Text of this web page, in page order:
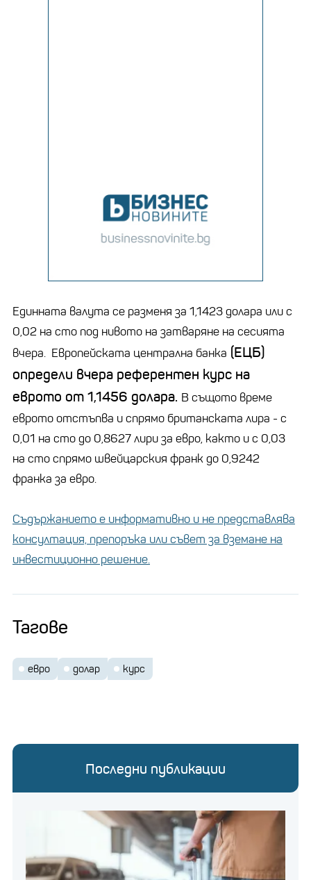
Единната валута се разменя за 1,1423 долара или с
0,02 на сто под нивото на затваряне на сесията
вчера. Европейската централна банка (ЕЦБ)
определи вчера референтен курс на
еврото от 1,1456 долара. В същото време
еврото отстъпва и спрямо британската лира - с
0,01 на сто до 0,8627 лири за евро, както и с 0,03
на сто спрямо швейцарския франк до 0,9242
франка за евро.
Съдържанието е информативно и не представлява
консултация, препоръка или съвет за вземане на
инвестиционно решение.
Тагове
евро долар курс
Последни публикации